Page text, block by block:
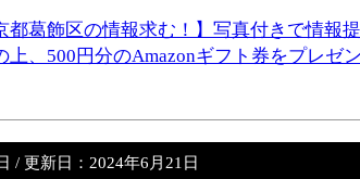
都葛飾区の情報求む！】写真付きで情報
上、500円分のAmazonギフト券をプレゼ
/ 更新日： 2024年6月21日